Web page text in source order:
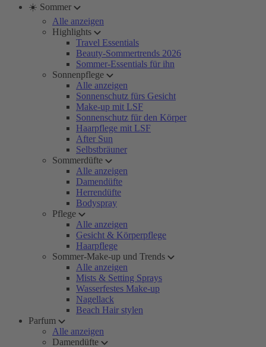
☀️ Sommer
Alle anzeigen
Highlights
Travel Essentials
Beauty-Sommertrends 2026
Sommer-Essentials für ihn
Sonnenpflege
Alle anzeigen
Sonnenschutz fürs Gesicht
Make-up mit LSF
Sonnenschutz für den Körper
Haarpflege mit LSF
After Sun
Selbstbräuner
Sommerdüfte
Alle anzeigen
Damendüfte
Herrendüfte
Bodyspray
Pflege
Alle anzeigen
Gesicht & Körperpflege
Haarpflege
Sommer-Make-up und Trends
Alle anzeigen
Mists & Setting Sprays
Wasserfestes Make-up
Nagellack
Beach Hair stylen
Parfum
Alle anzeigen
Damendüfte